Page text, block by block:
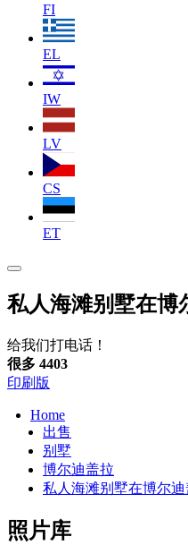
FI
EL
IW
LV
CS
ET
私人海滩别墅在博
给我们打电话！
很多 4403
印刷版
Home
出售
别墅
博尔迪盖拉
私人海滩别墅在博尔迪
照片库